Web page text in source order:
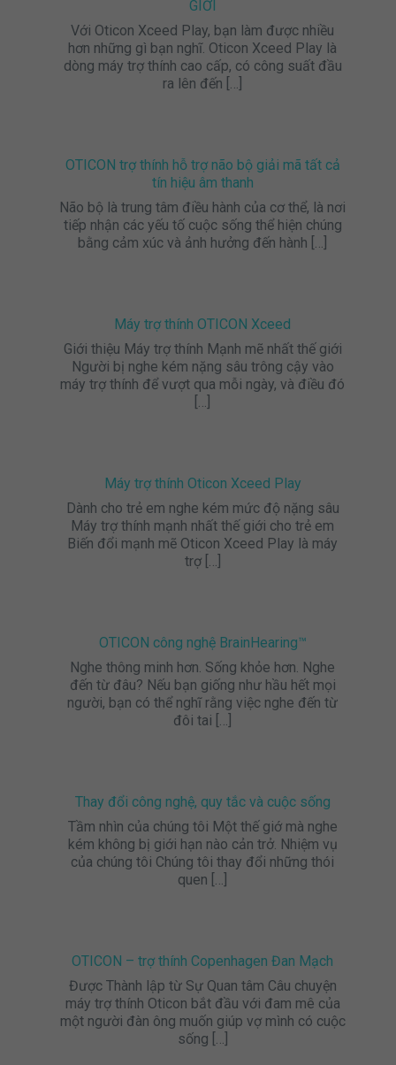
GIỚI
Với Oticon Xceed Play, bạn làm được nhiều
hơn những gì bạn nghĩ. Oticon Xceed Play là
dòng máy trợ thính cao cấp, có công suất đầu
ra lên đến […]
OTICON trợ thính hỗ trợ não bộ giải mã tất cả
tín hiệu âm thanh
Não bộ là trung tâm điều hành của cơ thể, là nơi
tiếp nhận các yếu tố cuộc sống thể hiện chúng
bằng cảm xúc và ảnh hưởng đến hành […]
Máy trợ thính OTICON Xceed
Giới thiệu Máy trợ thính Mạnh mẽ nhất thế giới
Người bị nghe kém nặng sâu trông cậy vào
máy trợ thính để vượt qua mỗi ngày, và điều đó
[…]
Máy trợ thính Oticon Xceed Play
Dành cho trẻ em nghe kém mức độ nặng sâu
Máy trợ thính mạnh nhất thế giới cho trẻ em
Biến đổi mạnh mẽ Oticon Xceed Play là máy
trợ[…]
OTICON công nghệ BrainHearing™
Nghe thông minh hơn. Sống khỏe hơn. Nghe
đến từ đâu? Nếu bạn giống như hầu hết mọi
người, bạn có thể nghĩ rằng việc nghe đến từ
đôi tai […]
Thay đổi công nghệ, quy tắc và cuộc sống
Tầm nhìn của chúng tôi Một thế giớ mà nghe
kém không bị giới hạn nào cản trở. Nhiệm vụ
của chúng tôi Chúng tôi thay đổi những thói
quen […]
OTICON – trợ thính Copenhagen Đan Mạch
Được Thành lập từ Sự Quan tâm Câu chuyện
máy trợ thính Oticon bắt đầu với đam mê của
một người đàn ông muốn giúp vợ mình có cuộc
sống […]